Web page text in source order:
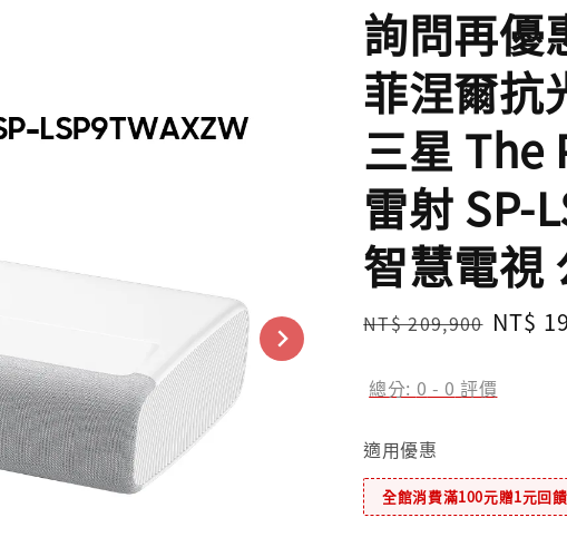
詢問再優
菲涅爾抗
三星 The
雷射 SP-
智慧電視
Regular
NT$ 209,900 Sale
NT$
總分: 0 - 0 評價
適用優惠
全館消費滿100元贈1元回